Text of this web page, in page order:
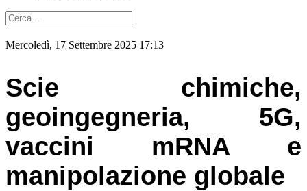
Mercoledì, 17 Settembre 2025 17:13
Scie chimiche,
geoingegneria, 5G,
vaccini mRNA e
manipolazione globale